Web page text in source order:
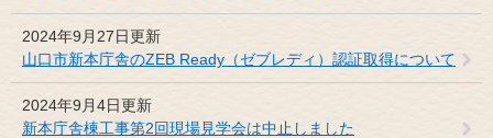
2024年9月27日更新
山口市新本庁舎のZEB Ready（ゼブレディ）認証取得について
2024年9月4日更新
新本庁舎棟工事第2回現場見学会は中止しました